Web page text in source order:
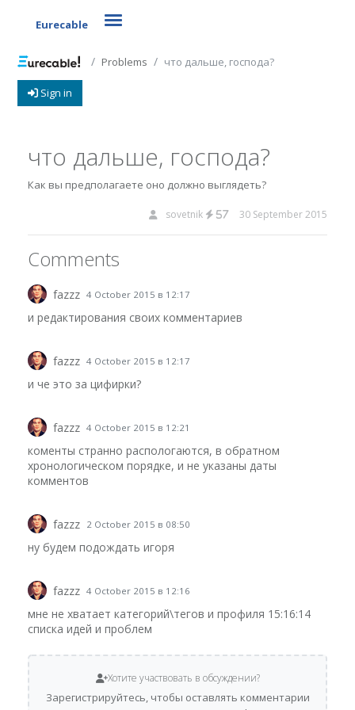
Eurecable Toggle navigation
Problems что дальше, господа?
Sign in
что дальше, господа?
Как вы предполагаете оно должно выглядеть?
sovetnik 57 30 September 2015
Comments
fazzz 4 October 2015 в 12:17
и редактирования своих комментариев
fazzz 4 October 2015 в 12:17
и че это за цифирки?
fazzz 4 October 2015 в 12:21
коменты странно распологаются, в обратном
хронологическом порядке, и не указаны даты
комментов
fazzz 2 October 2015 в 08:50
ну будем подождать игоря
fazzz 4 October 2015 в 12:16
мне не хватает категорий\тегов и профиля 15:16:14
списка идей и проблем
Хотите участвовать в обсуждении?
Зарегистрируйтесь, чтобы оставлять комментарии